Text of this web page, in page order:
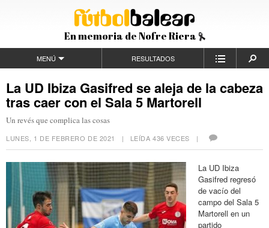
En memoria de Nofre Riera
MENÚ RESULTADOS
La UD Ibiza Gasifred se aleja de la cabeza
tras caer con el Sala 5 Martorell
Un revés que complica las cosas
LUNES, 1 DE FEBRERO DE 2021 | LEÍDA 436 VECES |
La UD Ibiza
Gasifred regresó
de vacío del
campo del Sala 5
Martorell en un
partido